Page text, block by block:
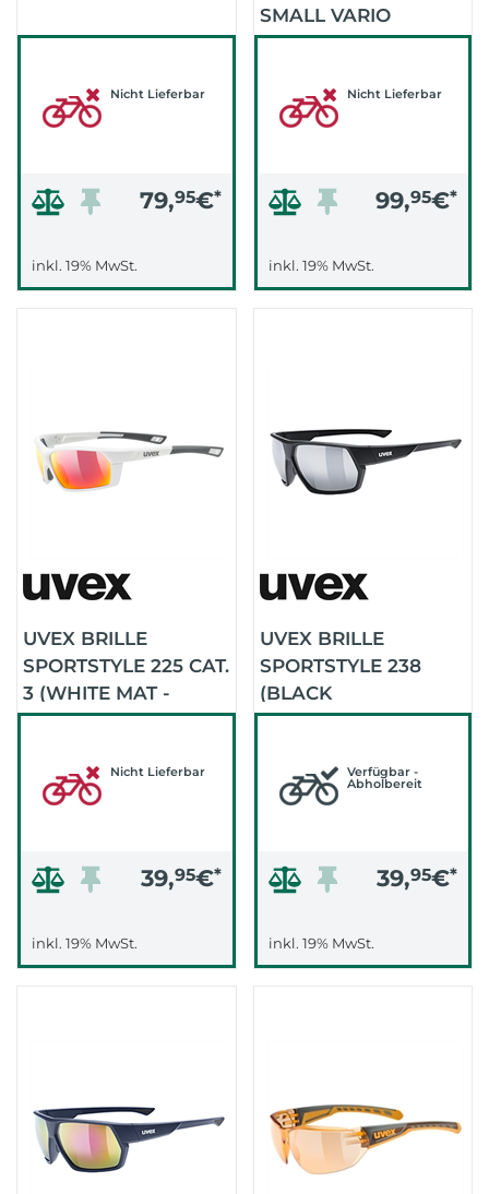
Nicht Lieferbar
79,95€*
inkl. 19% MwSt.
SMALL VARIO
(BLACK MATT)
Nicht Lieferbar
99,95€*
inkl. 19% MwSt.
UVEX BRILLE
SPORTSTYLE 225 CAT.
3 (WHITE MAT -
MIRROR RED)
Nicht Lieferbar
39,95€*
inkl. 19% MwSt.
UVEX BRILLE
SPORTSTYLE 238
(BLACK
MATT/MIRROR
Verfügbar -
Abholbereit
39,95€*
inkl. 19% MwSt.